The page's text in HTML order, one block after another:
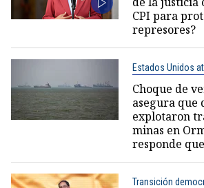
CPI para
represores?
Estados Unidos
Choque de
asegura que
explotaron
minas en
responde
Transición